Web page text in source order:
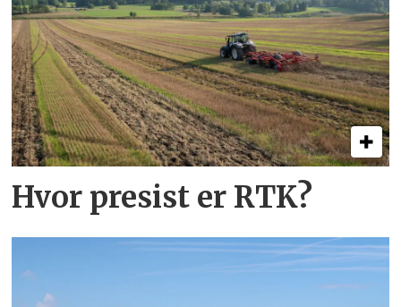
Hvor presist er RTK?